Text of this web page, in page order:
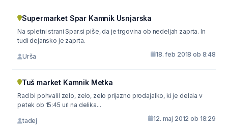
Supermarket Spar Kamnik Usnjarska
Na spletni strani Spar.si piše, da je trgovina ob nedeljah zaprta. In
tudi dejansko je zaprta.
Urša 18. feb 2018 ob 8:48
Tuš market Kamnik Metka
Rad bi pohvalil zelo, zelo, zelo prijazno prodajalko, ki je delala v
petek ob 15:45 uri na delika...
tadej 12. maj 2012 ob 18:29